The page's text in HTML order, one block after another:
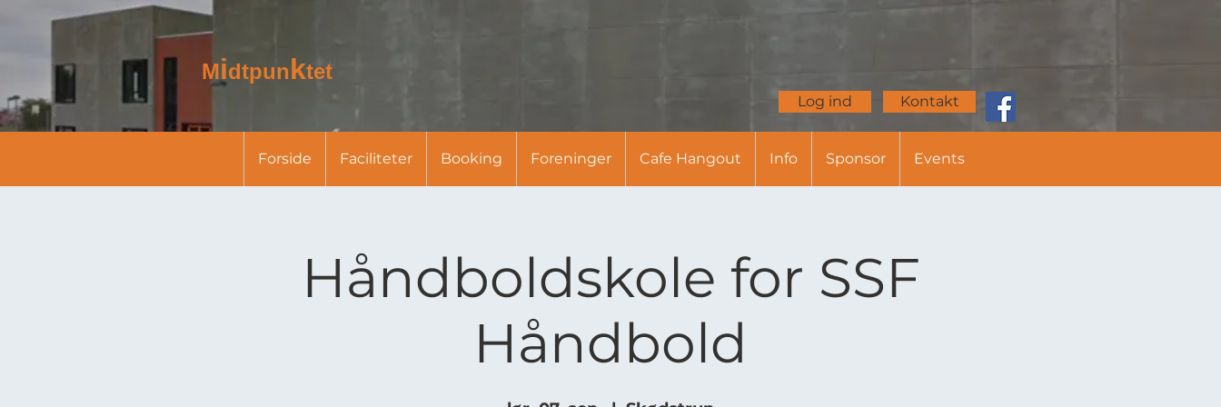
Midtpunktet
Log ind Kontakt
Forside Faciliteter Booking Foreninger Cafe Hangout Info Sponsor Events
Håndboldskole for SSF
Håndbold